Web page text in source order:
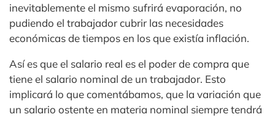
inevitablemente el mismo sufrirá evaporación, no
pudiendo el trabajador cubrir las necesidades
económicas de tiempos en los que existía inflación.
Así es que el salario real es el poder de compra que
tiene el salario nominal de un trabajador. Esto
implicará lo que comentábamos, que la variación que
un salario ostente en materia nominal siempre tendrá